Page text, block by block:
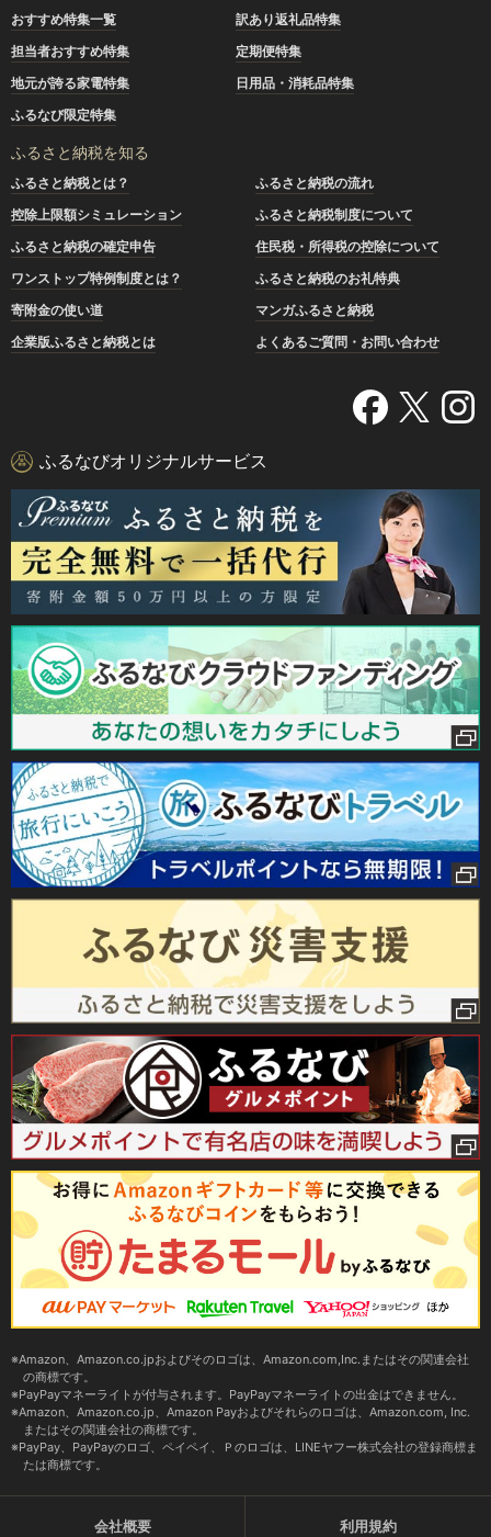
おすすめ特集一覧
訳あり返礼品特集
担当者おすすめ特集
定期便特集
地元が誇る家電特集
日用品・消耗品特集
ふるなび限定特集
ふるさと納税を知る
ふるさと納税とは？
ふるさと納税の流れ
控除上限額シミュレーション
ふるさと納税制度について
ふるさと納税の確定申告
住民税・所得税の控除について
ワンストップ特例制度とは？
ふるさと納税のお礼特典
寄附金の使い道
マンガふるさと納税
企業版ふるさと納税とは
よくあるご質問・お問い合わせ
ふるなびオリジナルサービス
Amazon、Amazon.co.jpおよびそのロゴは、Amazon.com,Inc.またはその関連会社
の商標です。
PayPayマネーライトが付与されます。PayPayマネーライトの出金はできません。
Amazon、Amazon.co.jp、Amazon Payおよびそれらのロゴは、Amazon.com, Inc.
またはその関連会社の商標です。
PayPay、PayPayのロゴ、ペイペイ、Ｐのロゴは、LINEヤフー株式会社の登録商標ま
たは商標です。
会社概要 利用規約